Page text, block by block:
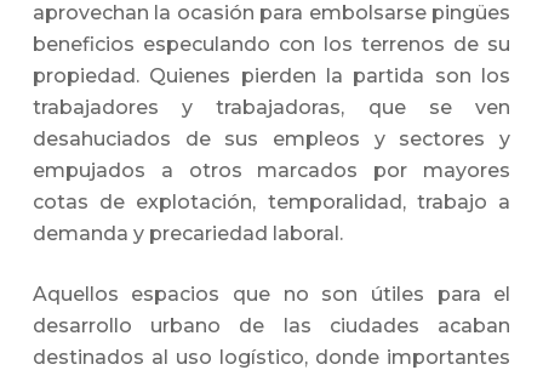
aprovechan la ocasión para embolsarse pingües
beneficios especulando con los terrenos de su
propiedad. Quienes pierden la partida son los
trabajadores y trabajadoras, que se ven
desahuciados de sus empleos y sectores y
empujados a otros marcados por mayores
cotas de explotación, temporalidad, trabajo a
demanda y precariedad laboral.
Aquellos espacios que no son útiles para el
desarrollo urbano de las ciudades acaban
destinados al uso logístico, donde importantes